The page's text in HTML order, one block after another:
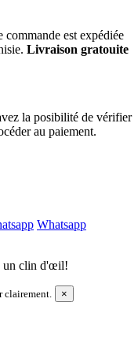
est expédiée
Livraison gratouite
la posibilité de vérifier
au paiement.
Whatsapp
un clin d'œil!
×